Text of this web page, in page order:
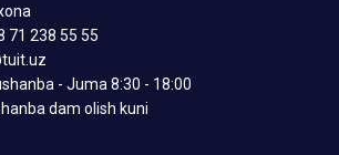
71 238 55 55
- Juma 8:30 - 18:00
dam olish kuni